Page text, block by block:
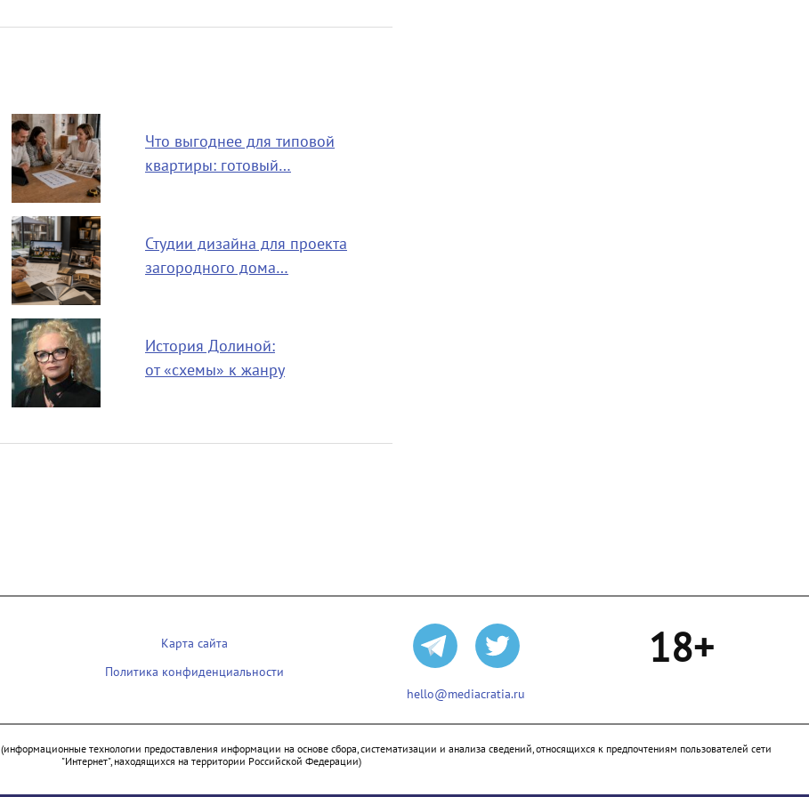
Что выгоднее для типовой
квартиры: готовый…
Студии дизайна для проекта
загородного дома…
История Долиной:
от «схемы» к жанру
Карта сайта
Политика конфиденциальности
hello@mediacratia.ru
18+
(информационные технологии предоставления информации на основе сбора, систематизации и анализа сведений, относящихся к предпочтениям пользователей сети
"Интернет", находящихся на территории Российской Федерации)